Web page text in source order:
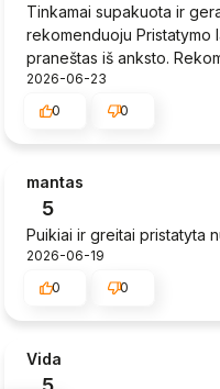
Tinkamai supakuota ir
rekomenduoju Pristatymo
praneštas iš anksto.
2026-06-23
0
0
mantas
5
Puikiai ir greitai pristatyta
2026-06-19
0
0
Vida